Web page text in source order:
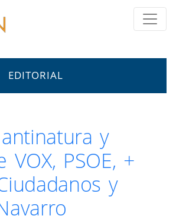
EDITORIAL
y
PSOE, +
y